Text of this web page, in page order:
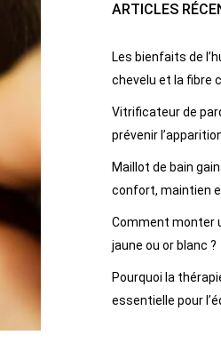
ARTICLES
Les bienfaits de
chevelu et la fibre
Vitrificateur de
prévenir
Maillot de bain
confort, maintien
Comment monter
jaune ou or blanc ?
Pourquoi la
essentielle pour